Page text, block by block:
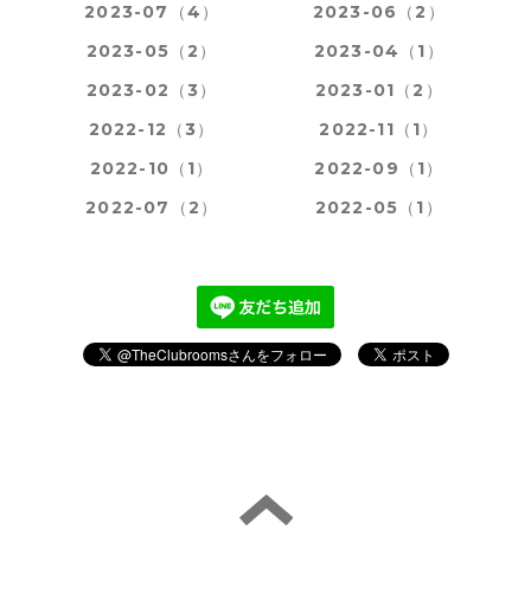
2023-07（4）
2023-06（2）
2023-05（2）
2023-04（1）
2023-02（3）
2023-01（2）
2022-12（3）
2022-11（1）
2022-10（1）
2022-09（1）
2022-07（2）
2022-05（1）